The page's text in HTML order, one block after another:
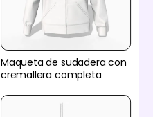
Maqueta de sudadera con
cremallera completa